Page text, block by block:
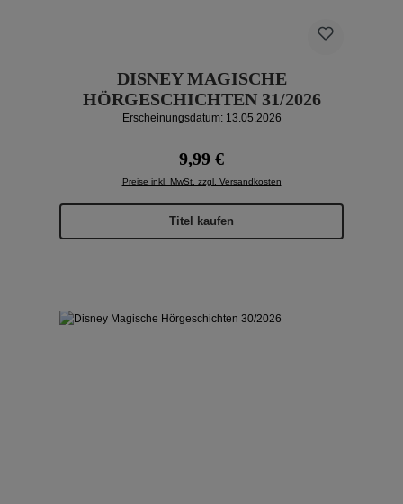
DISNEY MAGISCHE
HÖRGESCHICHTEN 31/2026
Erscheinungsdatum: 13.05.2026
Regulärer Preis:
9,99 €
Preise inkl. MwSt. zzgl. Versandkosten
Titel kaufen